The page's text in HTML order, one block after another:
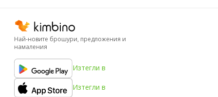
Най-новите брошури, предложения и
намаления
Изтегли в
Изтегли в